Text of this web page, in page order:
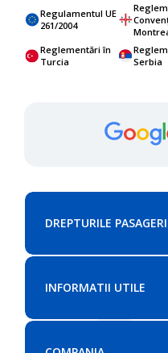
Regulamentul UE
261/2004
Reglementări în
Turcia
Serbia
DREPTURILE
INFORMATII UTILE